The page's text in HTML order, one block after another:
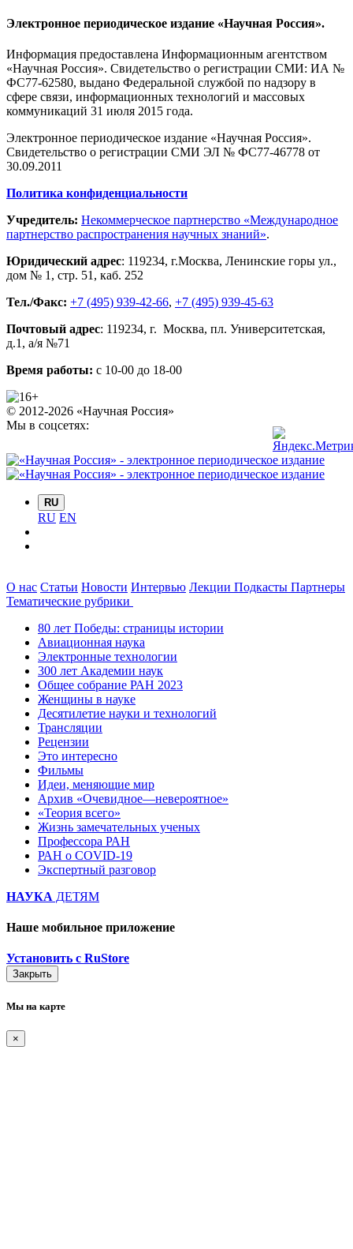
Электронное периодическое издание «Научная Россия».
Информация предоставлена Информационным агентством
«Научная Россия». Свидетельство о регистрации СМИ: ИА №
ФС77-62580, выдано Федеральной службой по надзору в
сфере связи, информационных технологий и массовых
коммуникаций 31 июля 2015 года.
Электронное периодическое издание «Научная Россия».
Свидетельство о регистрации СМИ ЭЛ № ФС77-46778 от
30.09.2011
Политика конфиденциальности
Учредитель: Некоммерческое партнерство «Международное
партнерство распространения научных знаний».
Юридический адрес: 119234, г.Москва, Ленинские горы ул.,
дом № 1, стр. 51 , каб. 252
Тел./Факс: +7 (495) 939-42-66, +7 (495) 939-45-63
Почтовый адрес: 119234, г. Москва, пл. Университетская,
д.1 , а/я №71
Время работы: с 10-00 до 18-00
© 2012-2026 «Научная Россия»
Мы в соцсетях:
RU
RU EN
О нас Статьи Новости Интервью Лекции Подкасты Партнеры
Тематические рубрики
80 лет Победы: страницы истории
Авиационная наука
Электронные технологии
300 лет Академии наук
Общее собрание РАН 2023
Женщины в науке
Десятилетие науки и технологий
Трансляции
Рецензии
Это интересно
Фильмы
Идеи, меняющие мир
Архив «Очевидное—невероятное»
«Теория всего»
Жизнь замечательных ученых
Профессора РАН
РАН о COVID-19
Экспертный разговор
НАУКА ДЕТЯМ
Наше мобильное приложение
Установить с RuStore
Закрыть
Мы на карте
×